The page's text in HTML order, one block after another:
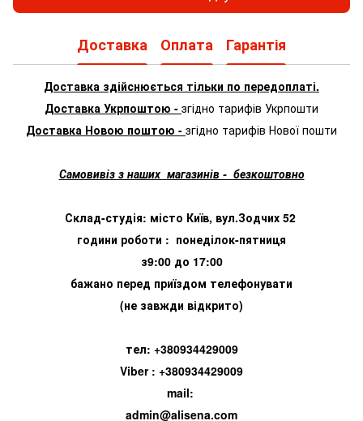
Доставка Оплата Гарантія
Доставка здійснюється тільки по передоплаті.
Доставка Укрпоштою - згідно тарифів Укрпошти
Доставка Новою поштою - згідно тарифів Нової пошти
Самовивіз з наших магазинів - безкоштовно
Склад-студія: місто Київ, вул.Зодчих 52
години роботи : понеділок-пятниця
з9:00 до 17:00
бажано перед приїздом телефонувати
(не завжди відкрито)
тел: +380934429009
Viber : +380934429009
mail:
admin@alisena.com